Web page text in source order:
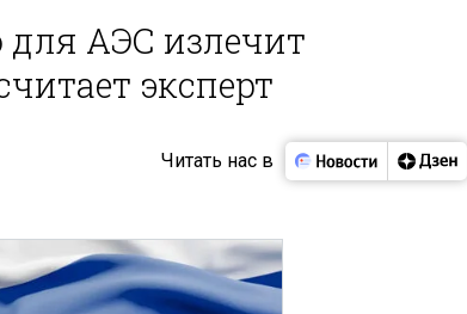
для АЭС излечит
эксперт
Читать нас в